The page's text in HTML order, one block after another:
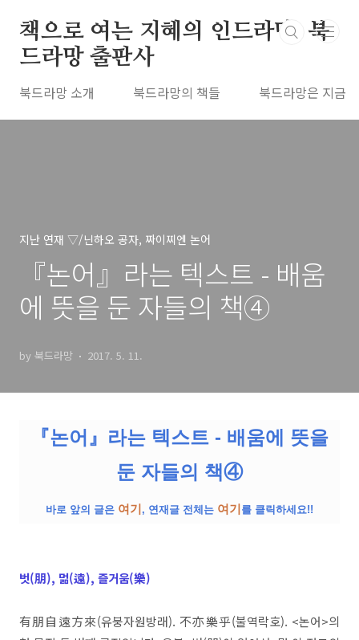
책으로 여는 지혜의 인드라망, 북
드라망 출판사
북드라망 소개 북드라망의 책들 북드라망은 지금
지난 연재 ▽/닌하오 공자, 짜이찌엔 논어
『논어』라는 텍스트 - 배움
에 뜻을 둔 자들의 책④
by 북드라망 2017. 5. 11.
『논어』라는 텍스트 - 배움에 뜻을
둔 자들의 책④
바로 앞의 글은 여기 , 연재글 전체는 여기 를 클릭하세요!!
벗(朋), 멂(遠), 즐거움(樂)
有朋自遠方來(유붕자원방래). 不亦樂乎(불역락호). <논어>의